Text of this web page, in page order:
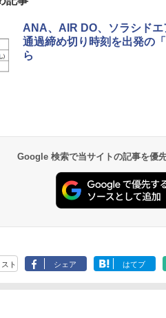
10,450円～
19,541円～
7,950円～
5,758円～
ANA、AIR DO、ソラシド
通過締め切り時刻を出発の
ら
Google 検索で当サイトの記事を優
スト シェア はてブ